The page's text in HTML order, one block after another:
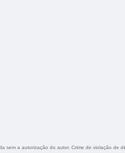
sem a autorização do autor. Crime de violação de